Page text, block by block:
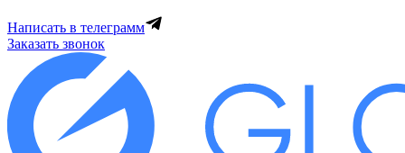
Написать в телеграмм
Заказать звонок